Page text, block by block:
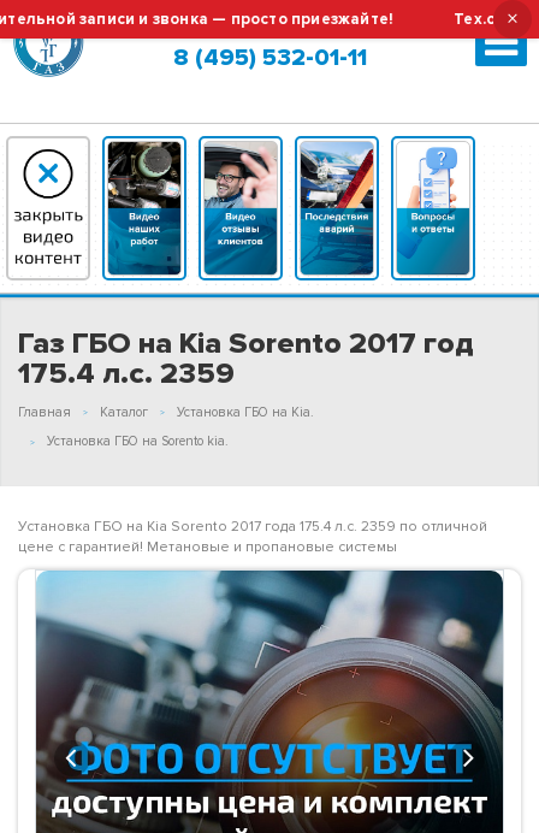
записи и звонка — просто приезжайте! ×
Москва (сменить город?)
8 (495) 532-01-11
Газ ГБО на Kia Sorento 2017 год
175.4 л.с. 2359
Главная Каталог
Установка ГБО на Kia.
Установка ГБО на Sorento kia.
Установка ГБО на Kia Sorento 2017 года 175.4 л.с. 2359 по отличной
цене с гарантией! Метановые и пропановые системы
Previous Next